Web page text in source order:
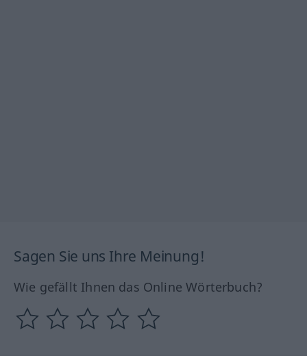
Sagen Sie uns Ihre Meinung!
Wie gefällt Ihnen das Online Wörterbuch?